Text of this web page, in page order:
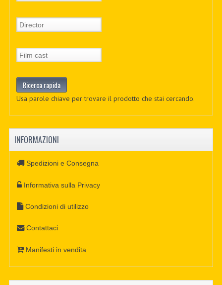
Usa parole chiave per trovare il prodotto che stai cercando.
INFORMAZIONI
Spedizioni e Consegna
Informativa sulla Privacy
Condizioni di utilizzo
Contattaci
Manifesti in vendita